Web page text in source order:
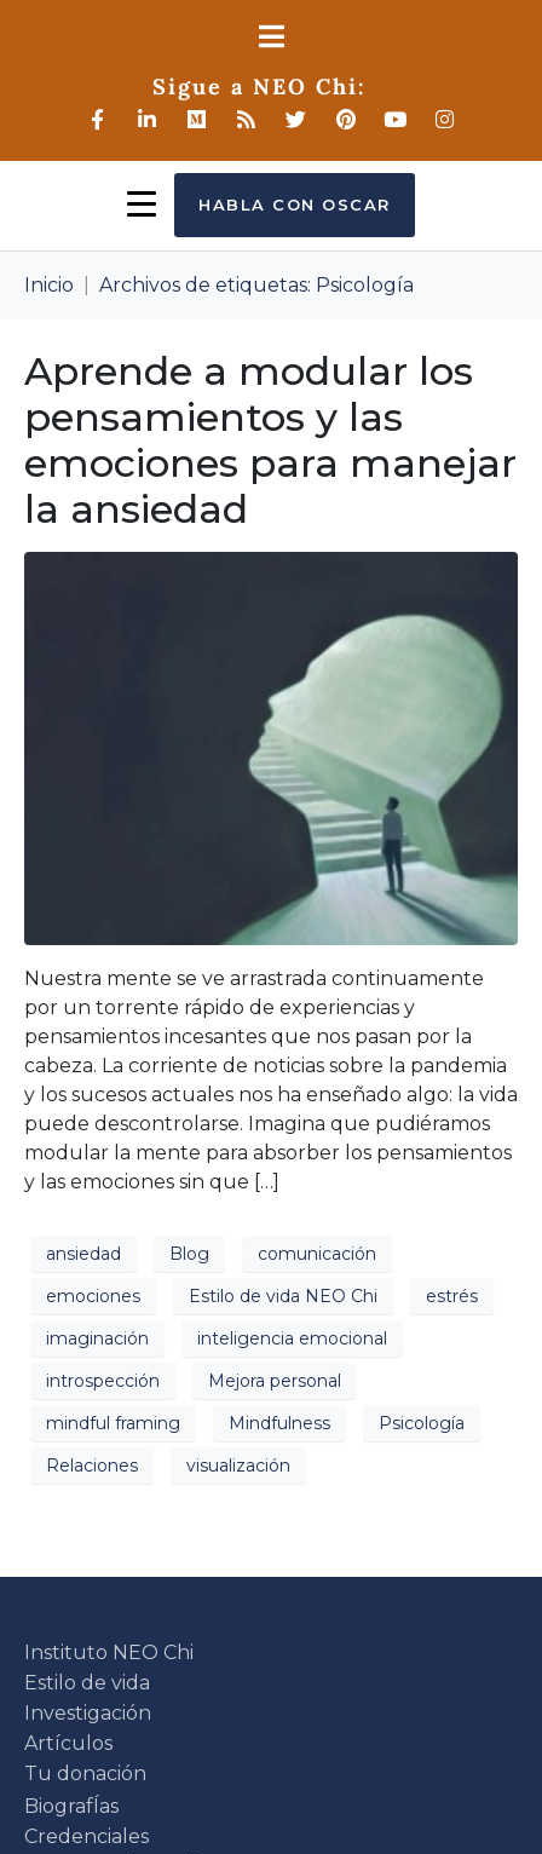
Sigue a NEO Chi:
HABLA CON OSCAR
Inicio Archivos de etiquetas: Psicología
Aprende a modular los
pensamientos y las
emociones para manejar
la ansiedad
Nuestra mente se ve arrastrada continuamente
por un torrente rápido de experiencias y
pensamientos incesantes que nos pasan por la
cabeza. La corriente de noticias sobre la pandemia
y los sucesos actuales nos ha enseñado algo: la vida
puede descontrolarse. Imagina que pudiéramos
modular la mente para absorber los pensamientos
y las emociones sin que […]
ansiedad Blog
comunicación
emociones
Estilo de vida NEO Chi
estrés
imaginación
inteligencia emocional
introspección
Mejora personal
mindful framing
Mindfulness
Psicología
Relaciones
visualización
Instituto NEO Chi
Estilo de vida
Investigación
Artículos
Tu donación
BiografÍas
Credenciales